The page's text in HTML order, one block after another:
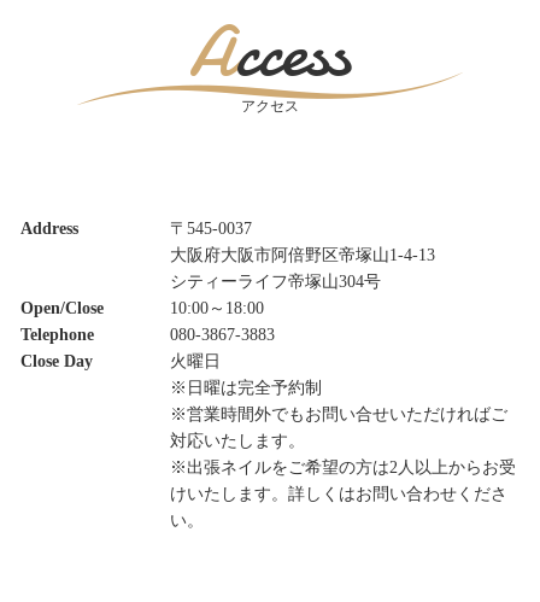
Access
アクセス
Address
〒545-0037
大阪府大阪市阿倍野区帝塚山1-4-13
シティーライフ帝塚山304号
Open/Close
10:00～18:00
Telephone
080-3867-3883
Close Day
火曜日
※日曜は完全予約制
※営業時間外でもお問い合せいただければご
対応いたします。
※出張ネイルをご希望の方は2人以上からお受
けいたします。詳しくはお問い合わせくださ
い。